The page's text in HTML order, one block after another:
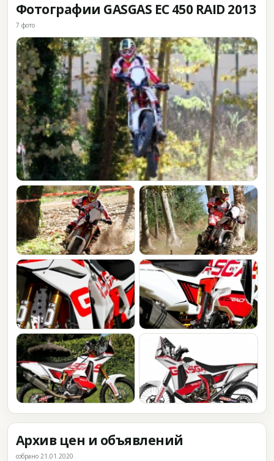
Фотографии GASGAS EC 450 RAID 2013
7 фото
Архив цен и объявлений
собрано 21.01.2020